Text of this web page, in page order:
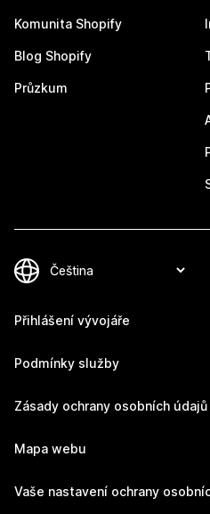
Komunita Shopify
Blog Shopify
Průzkum
Přihlášení vývojáře
Podmínky služby
Zásady ochrany osobních údajů
Mapa webu
Vaše nastavení ochrany